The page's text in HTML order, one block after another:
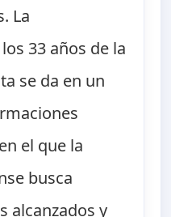
La
33 años de la
se da en un
el que la
busca
alcanzados y